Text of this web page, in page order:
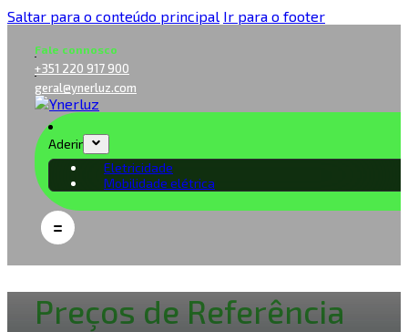
Saltar para o conteúdo principal Ir para o footer
Fale connosco
+351 220 917 900
geral@ynerluz.com
Aderir
Eletricidade
Mobilidade elétrica
Preços de Referência